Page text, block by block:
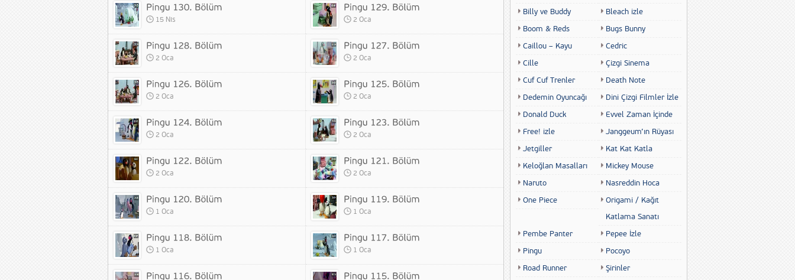
15 Nis 2 Oca
2 Oca 2 Oca
2 Oca 2 Oca
2 Oca 2 Oca
2 Oca 2 Oca
1 Oca 1 Oca
1 Oca 1 Oca
Billy ve Buddy
Bleach izle
Boom & Reds
Bugs Bunny
Caillou – Kayu
Cedric
Cille
Çizgi Sinema
Cuf Cuf Trenler
Death Note
Dedemin Oyuncağı
Dini Çizgi Filmler İzle
Donald Duck
Evvel Zaman İçinde
Free! izle
Janggeum’ın Rüyası
Jetgiller
Kat Kat Katla
Keloğlan Masalları
Mickey Mouse
Naruto
Nasreddin Hoca
One Piece
Origami / Kağıt
Katlama Sanatı
Pembe Panter
Pepee İzle
Pingu
Pocoyo
Road Runner
Şirinler